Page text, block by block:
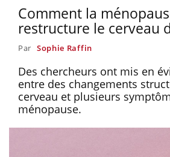
Comment la
restructure le cerveau
Par Sophie Raffin
Des chercheurs ont mis en
entre des changements
cerveau et plusieurs
ménopause.